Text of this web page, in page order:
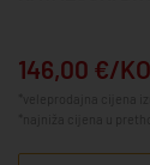
146,00 €/